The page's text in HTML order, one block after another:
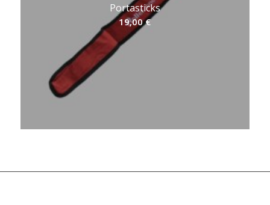
Portasticks
19,00€